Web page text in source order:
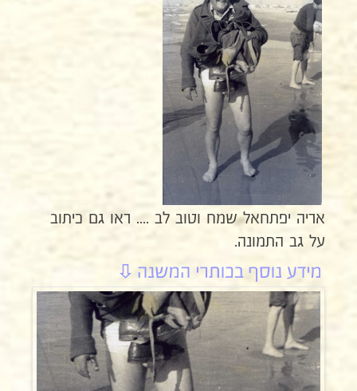
אריה יפתחאל שמח וטוב לב .... ראו גם כיתוב
על גב התמונה.